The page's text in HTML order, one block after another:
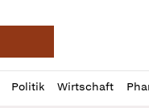
Deutsche
Politik Wirtschaft
Profil
öffnen
Daz
Pur